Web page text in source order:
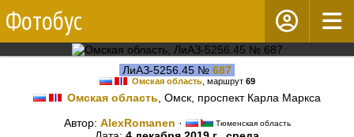
Фотобус
ЛиАЗ-5256.45 № 687
Омская область, маршрут 69
Омская область , Омск, проспект Карла Маркса
Автор: AlexRomanen · Тюменская область